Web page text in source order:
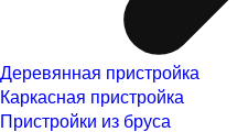
Деревянная пристройка
Каркасная пристройка
Пристройки из бруса